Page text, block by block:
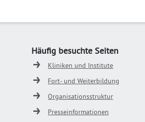
Häufig besuchte Seiten
Kliniken und Institute
Fort- und Weiterbildung
Organisationsstruktur
Presseinformationen